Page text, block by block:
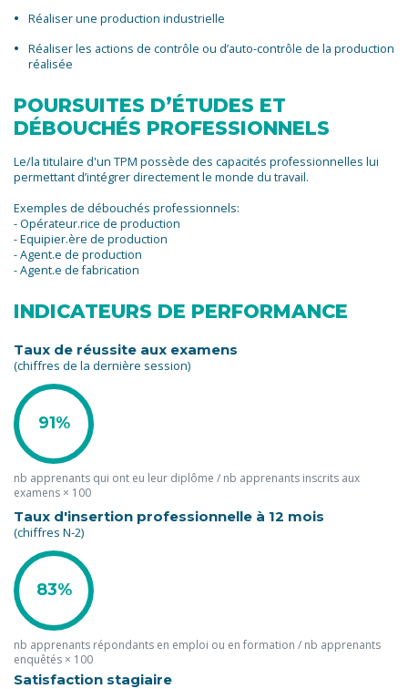
Réaliser une production industrielle
Réaliser les actions de contrôle ou d’auto-contrôle de la production
réalisée
POURSUITES D’ÉTUDES ET
DÉBOUCHÉS PROFESSIONNELS
Le/la titulaire d'un TPM possède des capacités professionnelles lui
permettant d’intégrer directement le monde du travail.
Exemples de débouchés professionnels:
- Opérateur.rice de production
- Equipier.ère de production
- Agent.e de production
- Agent.e de fabrication
INDICATEURS DE PERFORMANCE
Taux de réussite aux examens
(chiffres de la dernière session)
91%
nb apprenants qui ont eu leur diplôme / nb apprenants inscrits aux
examens × 100
Taux d'insertion professionnelle à 12 mois
(chiffres N-2)
83%
nb apprenants répondants en emploi ou en formation / nb apprenants
enquêtés × 100
Satisfaction stagiaire